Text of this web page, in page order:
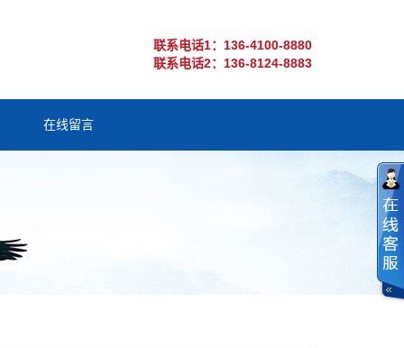
联系电话1：136-4100-8880
联系电话2：136-8124-8883
在线留言